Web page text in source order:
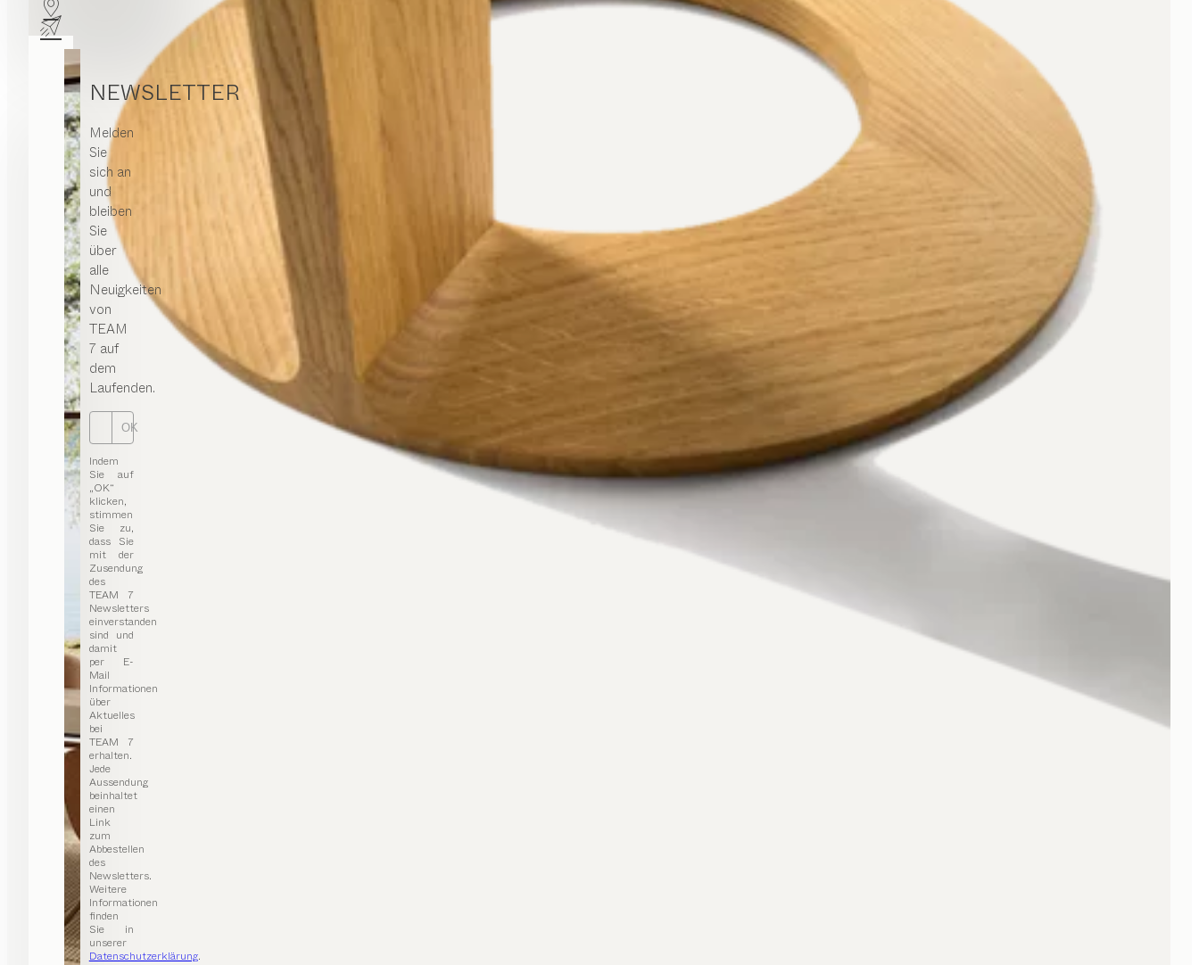
NEWSLETTER
Melden
Sie
sich an
und
bleiben
Sie
über
alle
Neuigkeiten
von
TEAM
7 auf
dem
Laufenden.
OK
Indem
Sie auf
„OK“
klicken,
stimmen
Sie zu,
dass Sie
mit der
Zusendung
des
TEAM 7
Newsletters
einverstanden
sind und
damit
per E-
Mail
Informationen
über
Aktuelles
bei
TEAM 7
erhalten.
Jede
Aussendung
beinhaltet
einen
Link
zum
Abbestellen
des
Newsletters.
Weitere
Informationen
finden
Sie in
unserer
Datenschutzerklärung.